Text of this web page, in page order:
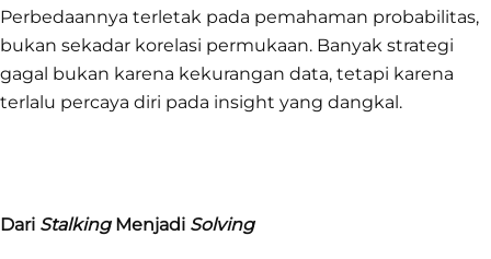
Perbedaannya terletak pada pemahaman probabilitas,
bukan sekadar korelasi permukaan. Banyak strategi
gagal bukan karena kekurangan data, tetapi karena
terlalu percaya diri pada insight yang dangkal.
Dari StalkingMenjadi Solving